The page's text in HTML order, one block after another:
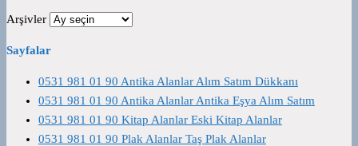
Arşivler
Sayfalar
0531 981 01 90 Antika Alanlar Alım Satım Dükkanı
0531 981 01 90 Antika Alanlar Antika Eşya Alım Satım
0531 981 01 90 Kitap Alanlar Eski Kitap Alanlar
0531 981 01 90 Plak Alanlar Taş Plak Alanlar